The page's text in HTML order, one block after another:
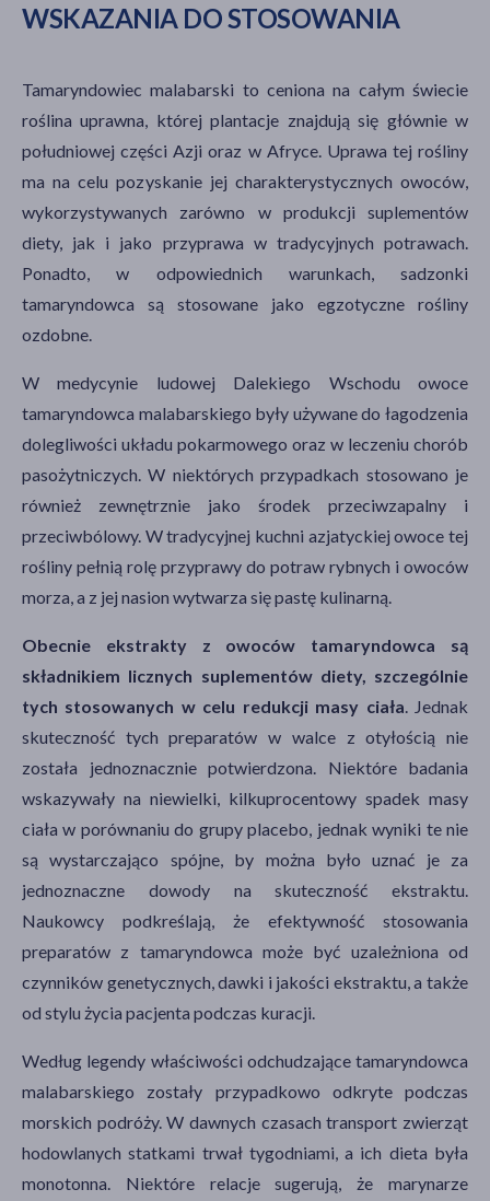
WSKAZANIA DO STOSOWANIA
Tamaryndowiec malabarski to ceniona na całym świecie
roślina uprawna, której plantacje znajdują się głównie w
południowej części Azji oraz w Afryce. Uprawa tej rośliny
ma na celu pozyskanie jej charakterystycznych owoców,
wykorzystywanych zarówno w produkcji suplementów
diety, jak i jako przyprawa w tradycyjnych potrawach.
Ponadto, w odpowiednich warunkach, sadzonki
tamaryndowca są stosowane jako egzotyczne rośliny
ozdobne.
W medycynie ludowej Dalekiego Wschodu owoce
tamaryndowca malabarskiego były używane do łagodzenia
dolegliwości układu pokarmowego oraz w leczeniu chorób
pasożytniczych. W niektórych przypadkach stosowano je
również zewnętrznie jako środek przeciwzapalny i
przeciwbólowy. W tradycyjnej kuchni azjatyckiej owoce tej
rośliny pełnią rolę przyprawy do potraw rybnych i owoców
morza, a z jej nasion wytwarza się pastę kulinarną.
Obecnie ekstrakty z owoców tamaryndowca są
składnikiem licznych suplementów diety, szczególnie
tych stosowanych w celu redukcji masy ciała . Jednak
skuteczność tych preparatów w walce z otyłością nie
została jednoznacznie potwierdzona. Niektóre badania
wskazywały na niewielki, kilkuprocentowy spadek masy
ciała w porównaniu do grupy placebo, jednak wyniki te nie
są wystarczająco spójne, by można było uznać je za
jednoznaczne dowody na skuteczność ekstraktu.
Naukowcy podkreślają, że efektywność stosowania
preparatów z tamaryndowca może być uzależniona od
czynników genetycznych, dawki i jakości ekstraktu, a także
od stylu życia pacjenta podczas kuracji.
Według legendy właściwości odchudzające tamaryndowca
malabarskiego zostały przypadkowo odkryte podczas
morskich podróży. W dawnych czasach transport zwierząt
hodowlanych statkami trwał tygodniami, a ich dieta była
monotonna. Niektóre relacje sugerują, że marynarze